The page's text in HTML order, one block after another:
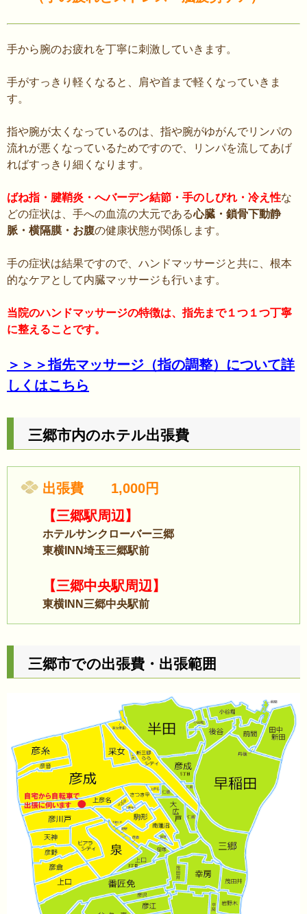
手から腕のお疲れを丁寧に刺激していきます。
手がすっきり軽くなると、肩や首まで軽くなっていきま
す。
指や腕が太くなっているのは、指や腕がゆがんでリンパの
流れが悪くなっているためですので、リンパを流してあげ
ればすっきり細くなります。
ばね指・腱鞘炎・へバーデン結節・手のしびれ・冷え性な
どの症状は、手への血流の大元である心臓・鎖骨下動静
脈・横隔膜・お腹の健康状態が関係します。
手の症状は結果ですので、ハンドマッサージと共に、根本
的なケアとして内臓マッサージも行います。
当院のハンドマッサージの特徴は、指先まで１つ１つ丁寧
に整えることです。
＞＞＞指先マッサージ（指の調整）について詳
しくはこちら
三郷市内のホテル出張費
出張費 1,000円
【三郷駅周辺】
ホテルサンクローバー三郷
東横INN埼玉三郷駅前
【三郷中央駅周辺】
東横INN三郷中央駅前
三郷市での出張費・出張範囲